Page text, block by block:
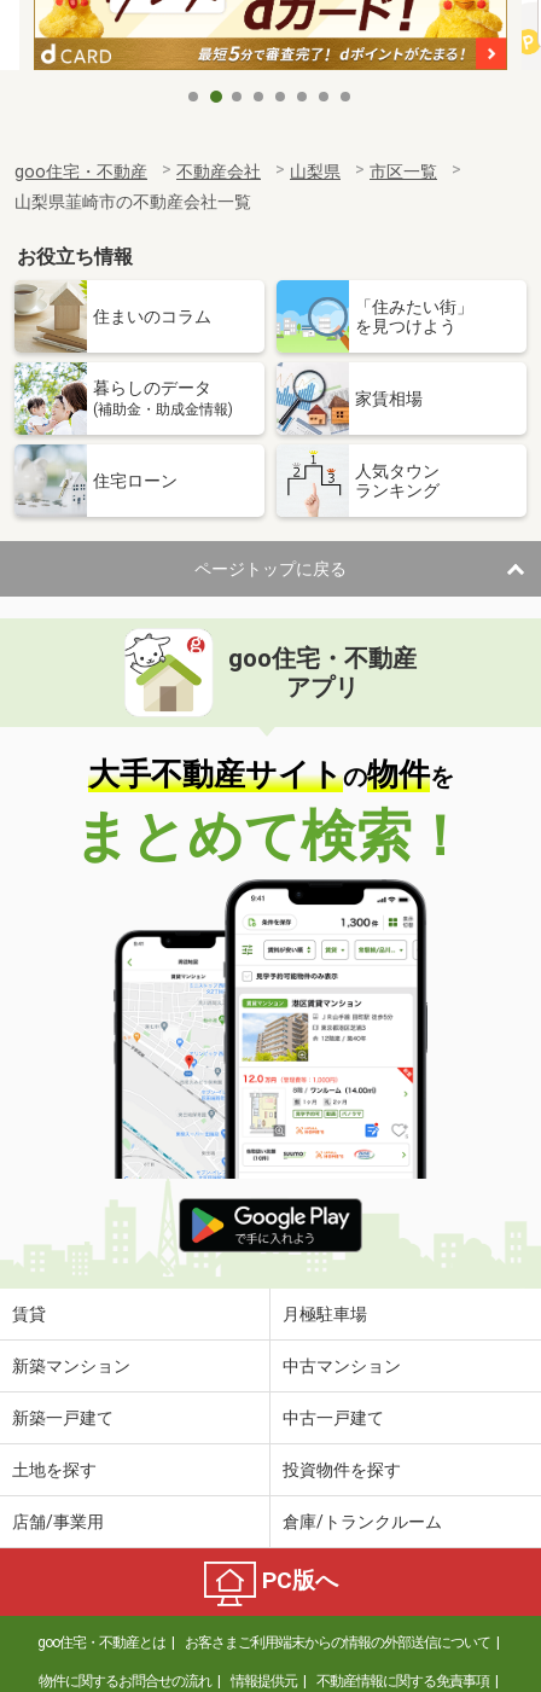
goo住宅・不動産 不動産会社 山梨県
市区一覧
山梨県韮崎市の不動産会社一覧
お役立ち情報
住まいのコラム
「住みたい街」
を見つけよう
暮らしのデータ
(補助金・助成金情報)
家賃相場
住宅ローン
人気タウン
ランキング
ページトップに戻る
goo住宅・不動産
アプリ
大手不動産サイトの物件を
まとめて検索！
賃貸 月極駐車場
新築マンション 中古マンション
新築一戸建て 中古一戸建て
土地を探す 投資物件を探す
店舗/事業用 倉庫/トランクルーム
PC版へ
goo住宅・不動産とは お客さまご利用端末からの情報の外部送信について
物件に関するお問合せの流れ 情報提供元 不動産情報に関する免責事項